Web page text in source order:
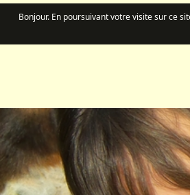
Bonjour. En poursuivant votre visite sur ce